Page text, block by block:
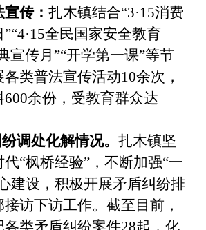
宣传：扎木镇结合“3·15消费
”“4·15全民国家安全教育
宣传月”“开学第一课”等节
类普法宣传活动10余次，
余份，受教育群众达
调处化解情况。 扎木镇坚
代“枫桥经验” ，不断加强“一
建设，积极开展矛盾纠纷排
访下访工作。截至目前，
类矛盾纠纷案件28起，化